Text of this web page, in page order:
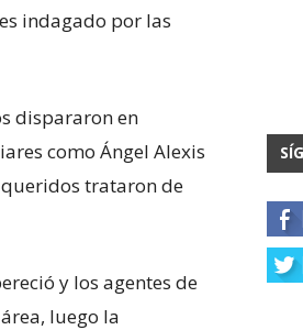
indagado por las
dispararon en
como Ángel Alexis
queridos trataron de
y los agentes de
luego la